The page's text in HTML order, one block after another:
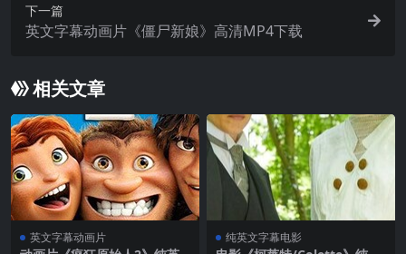
下一篇
英文字幕动画片《僵尸新娘》高清MP4下载
相关文章
英文字幕动画片 纯英文字幕电影